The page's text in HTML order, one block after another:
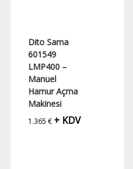
Dito Sama
601549
LMP400 –
Manuel
Hamur Açma
Makinesi
1.365 € + KDV